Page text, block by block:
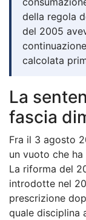
della regola
del 2005
calcolata
La
fascia
Fra il 3 agosto
un vuoto che
La riforma del
introdotte nel
prescrizione
quale disciplina